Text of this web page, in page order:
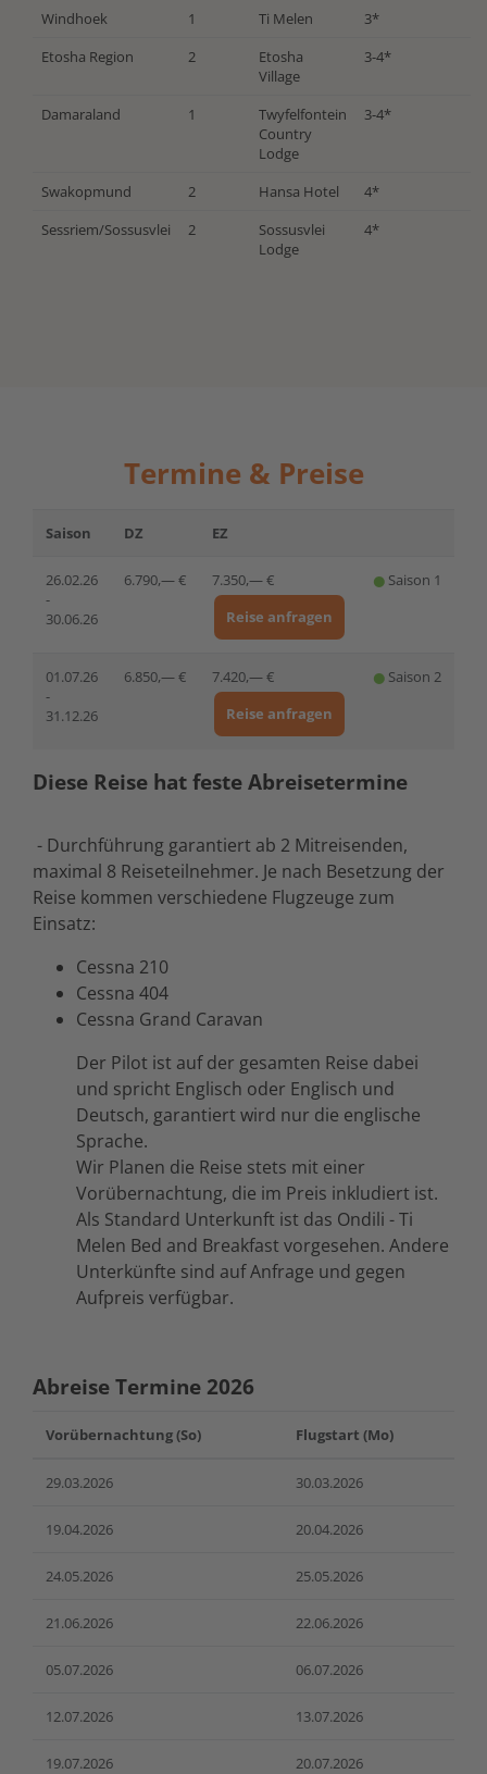
Windhoek 1 Ti Melen
3*
Etosha Region
2
Etosha
Village
3-4*
Damaraland 1
Twyfelfontein
Country
Lodge
3-4*
Swakopmund 2 Hansa Hotel
4*
Sessriem/Sossusvlei
2
Sossusvlei
Lodge
4*
Termine & Preise
Saison DZ EZ
26.02.26
-
30.06.26
6.790,— €
7.350,— €
Reise anfragen
Saison 1
01.07.26
-
31.12.26
6.850,— €
7.420,— €
Reise anfragen
Saison 2
Diese Reise hat feste Abreisetermine
- Durchführung garantiert ab 2 Mitreisenden,
maximal 8 Reiseteilnehmer. Je nach Besetzung der
Reise kommen verschiedene Flugzeuge zum
Einsatz:
Cessna 210
Cessna 404
Cessna Grand Caravan
Der Pilot ist auf der gesamten Reise dabei
und spricht Englisch oder Englisch und
Deutsch, garantiert wird nur die englische
Sprache.
Wir Planen die Reise stets mit einer
Vorübernachtung, die im Preis inkludiert ist.
Als Standard Unterkunft ist das Ondili - Ti
Melen Bed and Breakfast vorgesehen. Andere
Unterkünfte sind auf Anfrage und gegen
Aufpreis verfügbar.
Abreise Termine 2026
Vorübernachtung (So) Flugstart (Mo)
29.03.2026 30.03.2026
19.04.2026 20.04.2026
24.05.2026 25.05.2026
21.06.2026 22.06.2026
05.07.2026 06.07.2026
12.07.2026 13.07.2026
19.07.2026 20.07.2026